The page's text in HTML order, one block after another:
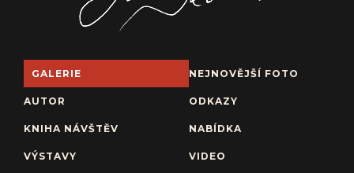
GALERIE NEJNOVĚJŠÍ FOTO
AUTOR ODKAZY
KNIHA NÁVŠTĚV NABÍDKA
VÝSTAVY VIDEO